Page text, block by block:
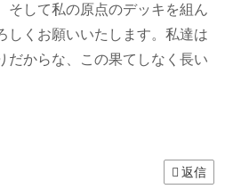
そして私の原点のデッキを組ん
しくお願いいたします。私達は
だからな、この果てしなく長い
返信